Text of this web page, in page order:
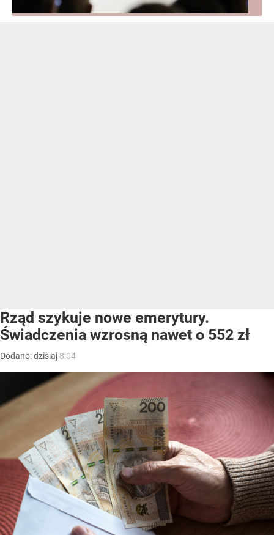
Rząd szykuje nowe emerytury.
Świadczenia wzrosną nawet o 552 zł
Dodano:dzisiaj 8:04